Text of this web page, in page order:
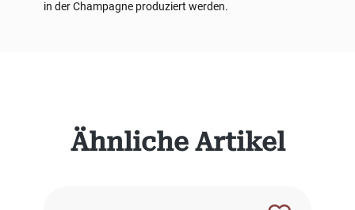
Produktgalerie überspringen
Ähnliche Artikel
in der Champagne produziert werden.